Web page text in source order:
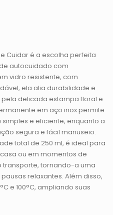
Cuidar é a escolha perfeita
autocuidado com
vidro resistente, com
ela alia durabilidade e
delicada estampa floral e
em aço inox permite
e eficiente, enquanto a
segura e fácil manuseio.
total de 250 ml, é ideal para
ou em momentos de
transporte, tornando-a uma
relaxantes. Além disso,
e 100°C, ampliando suas